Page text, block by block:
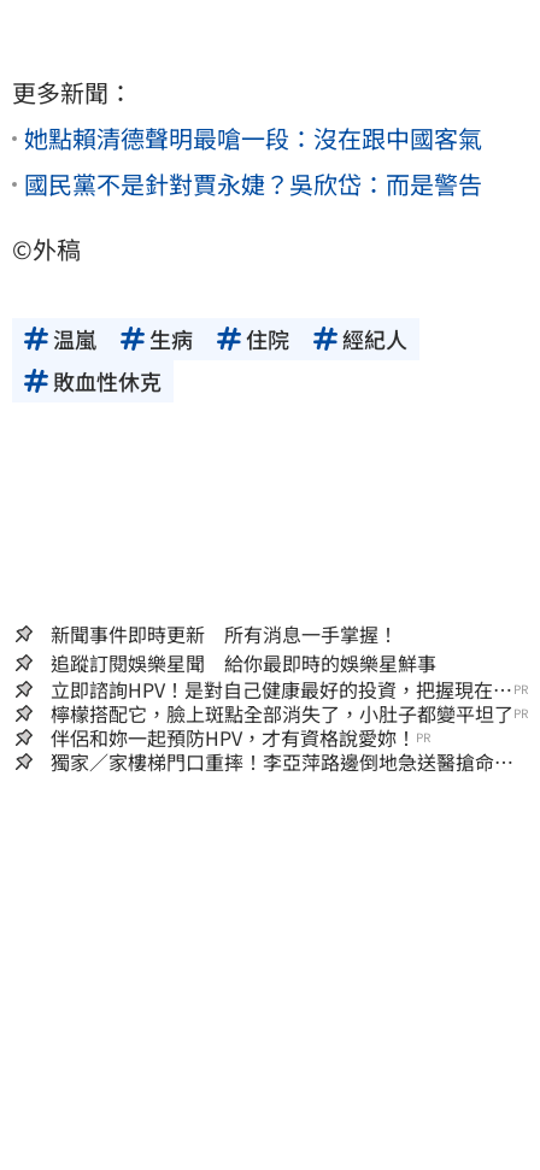
更多新聞：
她點賴清德聲明最嗆一段：沒在跟中國客氣
國民黨不是針對賈永婕？吳欣岱：而是警告
©外稿
温嵐 生病 住院
經紀人
敗血性休克
新聞事件即時更新 所有消息一手掌握！
追蹤訂閱娛樂星聞 給你最即時的娛樂星鮮事
立即諮詢HPV！是對自己健康最好的投資，把握現在不
嫌晚！
PR
檸檬搭配它，臉上斑點全部消失了，小肚子都變平坦了 PR
伴侶和妳一起預防HPV，才有資格說愛妳！ PR
獨家／家樓梯門口重摔！李亞萍路邊倒地急送醫搶命